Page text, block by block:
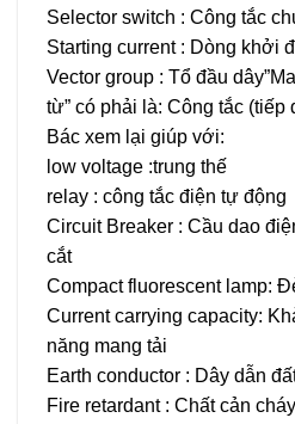
Selector switch : Công tắc
Starting current : Dòng khởi
Vector group : Tổ đầu
từ” có phải là: Công tắc (tiếp
Bác xem lại giúp với:
low voltage :trung thế
relay : công tắc điện tự động
Circuit Breaker : Cầu dao
cắt
Compact fluorescent lamp:
Current carrying capacity:
năng mang tải
Earth conductor : Dây dẫn
Fire retardant : Chất cản cháy